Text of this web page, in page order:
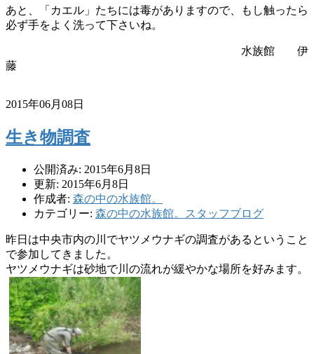
あと、「カエル」 たちには毒がありますので、
もし触ったら
必ず手をよく洗って下さいね。
水族館 伊
藤
2015年06月08日
生き物調査
公開済み: 2015年6月8日
更新: 2015年6月8日
作成者: 森の中の水族館。
カテゴリー: 森の中の水族館。スタッフブログ
昨日は中央市内の川でヤツメウナギの調査があるということ
で参加 してきました。
ヤツメウナギは砂地で川の流れが緩やかな場所を好みます。